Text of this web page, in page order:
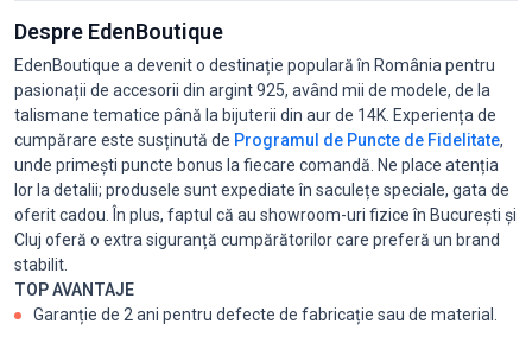
Despre EdenBoutique
EdenBoutique a devenit o destinație populară în România pentru
pasionații de accesorii din argint 925, având mii de modele, de la
talismane tematice până la bijuterii din aur de 14K. Experiența de
cumpărare este susținută de Programul de Puncte de Fidelitate,
unde primești puncte bonus la fiecare comandă. Ne place atenția
lor la detalii; produsele sunt expediate în saculețe speciale, gata de
oferit cadou. În plus, faptul că au showroom-uri fizice în București și
Cluj oferă o extra siguranță cumpărătorilor care preferă un brand
stabilit.
TOP AVANTAJE
Garanție de 2 ani pentru defecte de fabricație sau de material.